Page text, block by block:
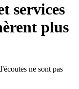
services
plus
ne sont pas